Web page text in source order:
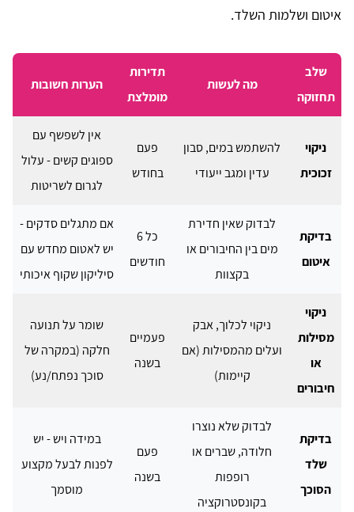
איטום ושלמות השלד.
שלב
תחזוקה
מה לעשות
תדירות
מומלצת
הערות חשובות
ניקוי
זכוכית
להשתמש במים, סבון
עדין ומגב ייעודי
פעם
בחודש
אין לשפשף עם
ספוגים קשים - עלול
לגרום לשריטות
בדיקת
איטום
לבדוק שאין חדירת
מים בין החיבורים או
בקצוות
כל 6
חודשים
אם מתגלים סדקים -
יש לאטום מחדש עם
סיליקון שקוף איכותי
ניקוי
מסילות
או
חיבורים
ניקוי לכלוך, אבק
ועלים מהמסילות (אם
קיימות)
פעמיים
בשנה
שומר על תנועה
חלקה (במקרה של
סוכך נפתח/נע)
בדיקת
שלד
הסוכך
לבדוק שלא נוצרו
חלודה, שברים או
רופפות
בקונסטרוקציה
פעם
בשנה
במידה ויש - יש
לפנות לבעל מקצוע
מוסמך